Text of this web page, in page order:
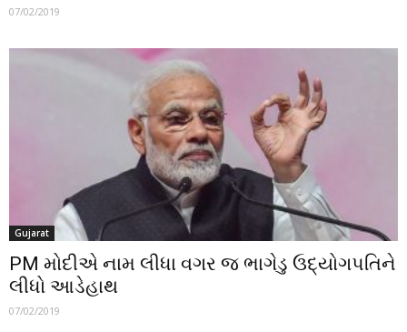
07/02/2019
Gujarat
PM મોદીએ નામ લીધા વગર જ ભાગેડુ ઉદ્યોગપતિને
લીધો આડેહાથ
07/02/2019